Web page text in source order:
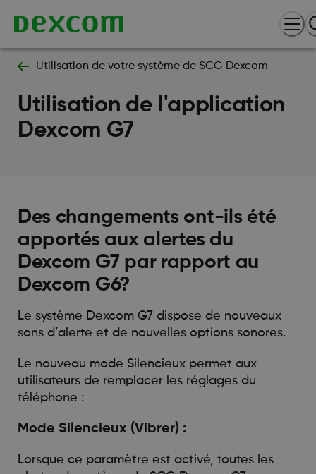
Utilisation de votre système de SCG Dexcom
Utilisation de l'application
Dexcom G7
Des changements ont-ils été
apportés aux alertes du
Dexcom G7 par rapport au
Dexcom G6?
Le système Dexcom G7 dispose de nouveaux
sons d’alerte et de nouvelles options sonores.
Le nouveau mode Silencieux permet aux
utilisateurs de remplacer les réglages du
téléphone :
Mode Silencieux (Vibrer) :
Lorsque ce paramètre est activé, toutes les